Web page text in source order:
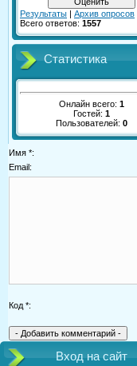
Результаты | Архив опросов
Всего ответов: 1557
Статистика
Онлайн всего: 1
Гостей: 1
Пользователей: 0
Имя *:
Email:
Код *:
Вход на сайт